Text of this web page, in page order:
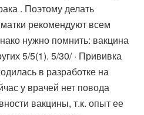
. Поэтому делать
рекомендуют всем
нужно помнить: вакцина
5/5(1). 5/30/ · Прививка
в разработке на
у врачей нет повода
вакцины, т.к. опыт ее